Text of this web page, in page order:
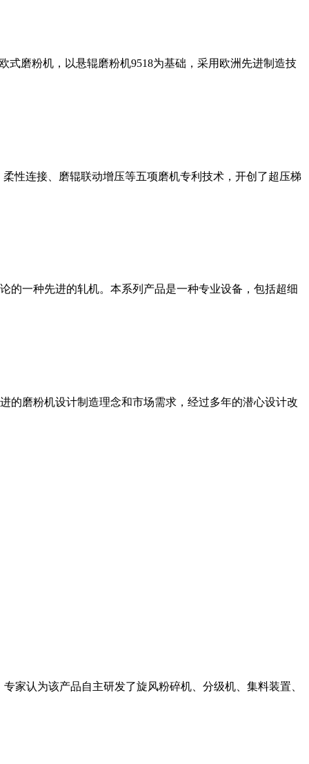
磨粉机，以悬辊磨粉机9518为基础，采用欧洲先进制造技
性连接、磨辊联动增压等五项磨机专利技术，开创了超压梯
的一种先进的轧机。本系列产品是一种专业设备，包括超细
的磨粉机设计制造理念和市场需求，经过多年的潜心设计改
认为该产品自主研发了旋风粉碎机、分级机、集料装置、